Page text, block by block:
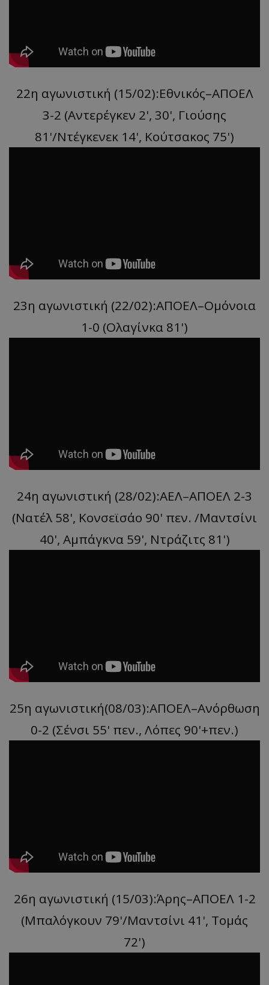
22η αγωνιστική (15/02):Εθνικός–ΑΠΟΕΛ
3-2 (Αντερέγκεν 2', 30', Γιούσης
81'/Nτέγκενεκ 14', Κούτσακος 75')
23η αγωνιστική (22/02):ΑΠΟΕΛ–Ομόνοια
1-0 (Ολαγίνκα 81')
24η αγωνιστική (28/02):ΑΕΛ–ΑΠΟΕΛ 2-3
(Νατέλ 58', Κονσεϊσάο 90' πεν. /Μαντσίνι
40', Αμπάγκνα 59', Ντράζιτς 81')
25η αγωνιστική(08/03):ΑΠΟΕΛ–Ανόρθωση
0-2 (Σένσι 55' πεν., Λόπες 90'+πεν.)
26η αγωνιστική (15/03):Άρης–ΑΠΟΕΛ 1-2
(Μπαλόγκουν 79'/Μαντσίνι 41', Τομάς
72')